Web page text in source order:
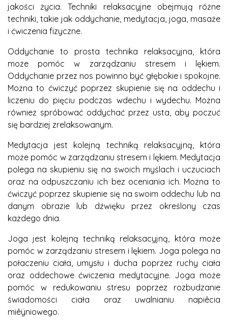
jakości życia. Techniki relaksacyjne obejmują różne
techniki, takie jak oddychanie, medytacja, joga, masaże
i ćwiczenia fizyczne.
Oddychanie to prosta technika relaksacyjna, która
może pomóc w zarządzaniu stresem i lękiem.
Oddychanie przez nos powinno być głębokie i spokojne.
Można to ćwiczyć poprzez skupienie się na oddechu i
liczeniu do pięciu podczas wdechu i wydechu. Można
również spróbować oddychać przez usta, aby poczuć
się bardziej zrelaksowanym.
Medytacja jest kolejną techniką relaksacyjną, która
może pomóc w zarządzaniu stresem i lękiem. Medytacja
polega na skupieniu się na swoich myślach i uczuciach
oraz na odpuszczaniu ich bez oceniania ich. Można to
ćwiczyć poprzez skupienie się na swoim oddechu lub na
danym obrazie lub dźwięku przez określony czas
każdego dnia.
Joga jest kolejną techniką relaksacyjną, która może
pomóc w zarządzaniu stresem i lękiem. Joga polega na
połaczeniu ciała, umysłu i ducha poprzez ruchy ciała
oraz oddechowe ćwiczenia medytacyjne. Joga może
pomóc w redukowaniu stresu poprzez rozbudzanie
świadomości ciała oraz uwalnianiu napiêcia
miêÿniowego.